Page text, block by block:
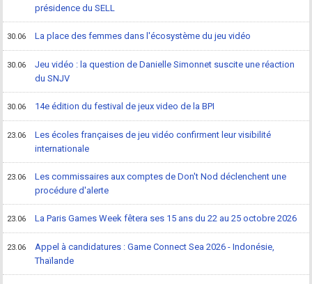
présidence du SELL
30.06 La place des femmes dans l'écosystème du jeu vidéo
30.06
Jeu vidéo : la question de Danielle Simonnet suscite une réaction
du SNJV
30.06 14e édition du festival de jeux video de la BPI
23.06
Les écoles françaises de jeu vidéo confirment leur visibilité
internationale
23.06
Les commissaires aux comptes de Don't Nod déclenchent une
procédure d'alerte
23.06 La Paris Games Week fêtera ses 15 ans du 22 au 25 octobre 2026
23.06
Appel à candidatures : Game Connect Sea 2026 - Indonésie,
Thaïlande